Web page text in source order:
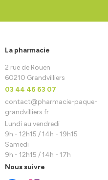
La pharmacie
2 rue de Rouen
60210 Grandvilliers
03 44 46 63 07
contact@pharmacie-paque-
grandvilliers.fr
Lundi au vendredi
9h - 12h15 / 14h - 19h15
Samedi
9h - 12h15 / 14h - 17h
Nous suivre